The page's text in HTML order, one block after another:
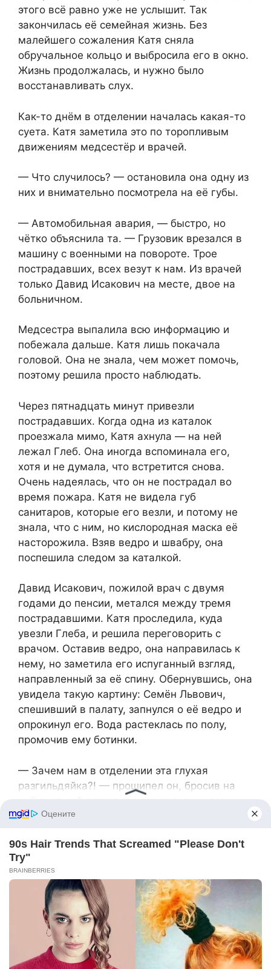
этого всё равно уже не услышит. Так
закончилась её семейная жизнь. Без
малейшего сожаления Катя сняла
обручальное кольцо и выбросила его в окно.
Жизнь продолжалась, и нужно было
восстанавливать слух.
Как-то днём в отделении началась какая-то
суета. Катя заметила это по торопливым
движениям медсестёр и врачей.
— Что случилось? — остановила она одну из
них и внимательно посмотрела на её губы.
— Автомобильная авария, — быстро, но
чётко объяснила та. — Грузовик врезался в
машину с военными на повороте. Трое
пострадавших, всех везут к нам. Из врачей
только Давид Исакович на месте, двое на
больничном.
Медсестра выпалила всю информацию и
побежала дальше. Катя лишь покачала
головой. Она не знала, чем может помочь,
поэтому решила просто наблюдать.
Через пятнадцать минут привезли
пострадавших. Когда одна из каталок
проезжала мимо, Катя ахнула — на ней
лежал Глеб. Она иногда вспоминала его,
хотя и не думала, что встретится снова.
Очень надеялась, что он не пострадал во
время пожара. Катя не видела губ
санитаров, которые его везли, и потому не
знала, что с ним, но кислородная маска её
насторожила. Взяв ведро и швабру, она
поспешила следом за каталкой.
Давид Исакович, пожилой врач с двумя
годами до пенсии, метался между тремя
пострадавшими. Катя проследила, куда
увезли Глеба, и решила переговорить с
врачом. Оставив ведро, она направилась к
нему, но заметила его испуганный взгляд,
направленный за её спину. Обернувшись, она
увидела такую картину: Семён Львович,
спешивший в палату, запнулся о её ведро и
опрокинул его. Вода растеклась по полу,
промочив ему ботинки.
— Зачем нам в отделении эта глухая
разгильдяйка?! — прошипел он, бросив на
пытаясь стряхнуть воду. — От неё одни
Катя прочитала всё это по его губам и
опешила от несправедливых обвинений.
Ведь это он не смотрел под ноги и сам
запнулся. Но ответить она не успела —
Семён Львович скрылся в палате. Через
минуту он выскочил и снова заворчал: